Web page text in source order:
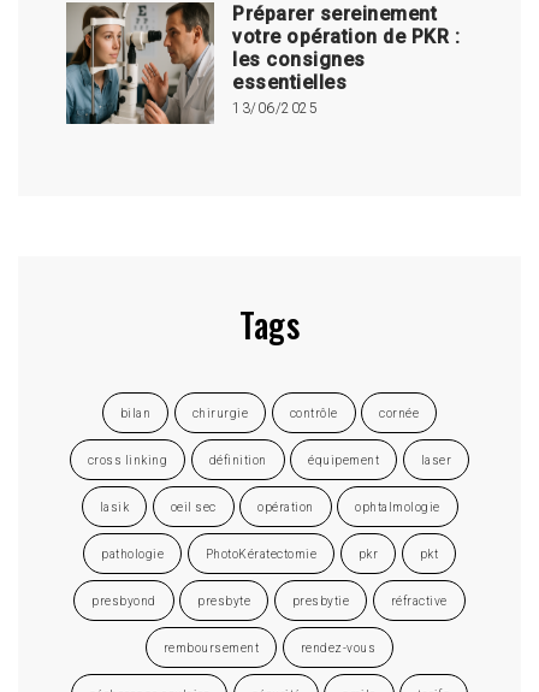
Préparer sereinement
votre opération de PKR :
les consignes
essentielles
13/06/2025
Tags
bilan chirurgie contrôle cornée
cross linking définition équipement laser
lasik oeil sec opération ophtalmologie
pathologie PhotoKératectomie pkr pkt
presbyond presbyte presbytie réfractive
remboursement rendez-vous